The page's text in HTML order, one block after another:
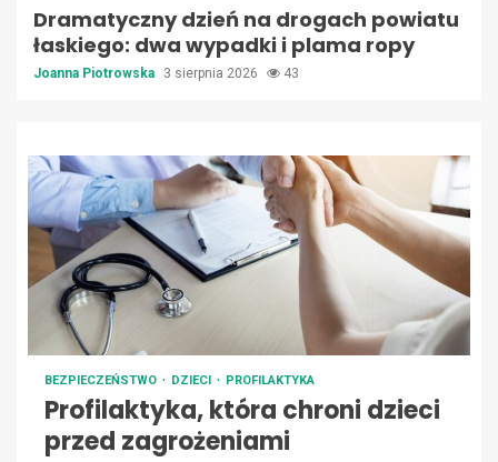
Dramatyczny dzień na drogach powiatu
łaskiego: dwa wypadki i plama ropy
Joanna Piotrowska 3 sierpnia 2026 43
BEZPIECZEŃSTWO DZIECI PROFILAKTYKA
Profilaktyka, która chroni dzieci
przed zagrożeniami